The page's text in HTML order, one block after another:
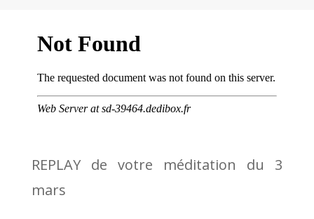
REPLAY de votre méditation du 3
mars